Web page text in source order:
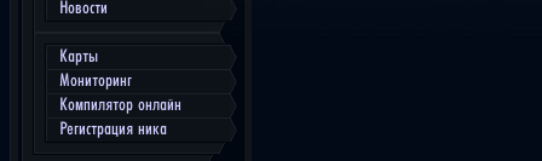
Новости
Карты
Мониторинг
Компилятор онлайн
Регистрация ника